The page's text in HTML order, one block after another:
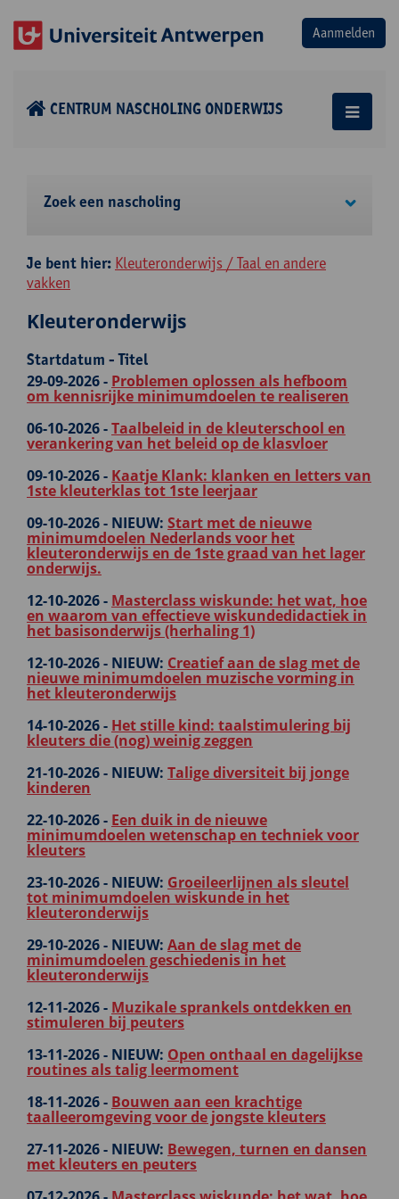
CENTRUM NASCHOLING ONDERWIJS
Zoek een nascholing
Je bent hier: Kleuteronderwijs / Taal en andere
vakken
Kleuteronderwijs
Startdatum - Titel
29-09-2026 - Problemen oplossen als hefboom
om kennisrijke minimumdoelen te realiseren
06-10-2026 -Taalbeleid in de kleuterschool en
verankering van het beleid op de klasvloer
09-10-2026 - Kaatje Klank: klanken en letters van
1ste kleuterklas tot 1ste leerjaar
09-10-2026 - NIEUW: Start met de nieuwe
minimumdoelen Nederlands voor het
kleuteronderwijs en de 1ste graad van het lager
onderwijs.
12-10-2026 - Masterclass wiskunde: het wat, hoe
en waarom van effectieve wiskundedidactiek in
het basisonderwijs (herhaling 1)
12-10-2026 - NIEUW: Creatief aan de slag met de
nieuwe minimumdoelen muzische vorming in
het kleuteronderwijs
14-10-2026 - Het stille kind: taalstimulering bij
kleuters die (nog) weinig zeggen
21-10-2026 - NIEUW: Talige diversiteit bij jonge
kinderen
22-10-2026 - Een duik in de nieuwe
minimumdoelen wetenschap en techniek voor
kleuters
23-10-2026 - NIEUW: Groeileerlijnen als sleutel
tot minimumdoelen wiskunde in het
kleuteronderwijs
29-10-2026 - NIEUW: Aan de slag met de
minimumdoelen geschiedenis in het
kleuteronderwijs
12-11-2026 - Muzikale sprankels ontdekken en
stimuleren bij peuters
13-11-2026 - NIEUW: Open onthaal en dagelijkse
routines als talig leermoment
18-11-2026 - Bouwen aan een krachtige
taalleeromgeving voor de jongste kleuters
27-11-2026 - NIEUW: Bewegen, turnen en dansen
met kleuters en peuters